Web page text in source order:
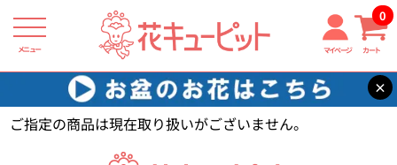
メニュー マイページ カート
0
×
花キューピット 【】
ご指定の商品は現在取り扱いがございません。